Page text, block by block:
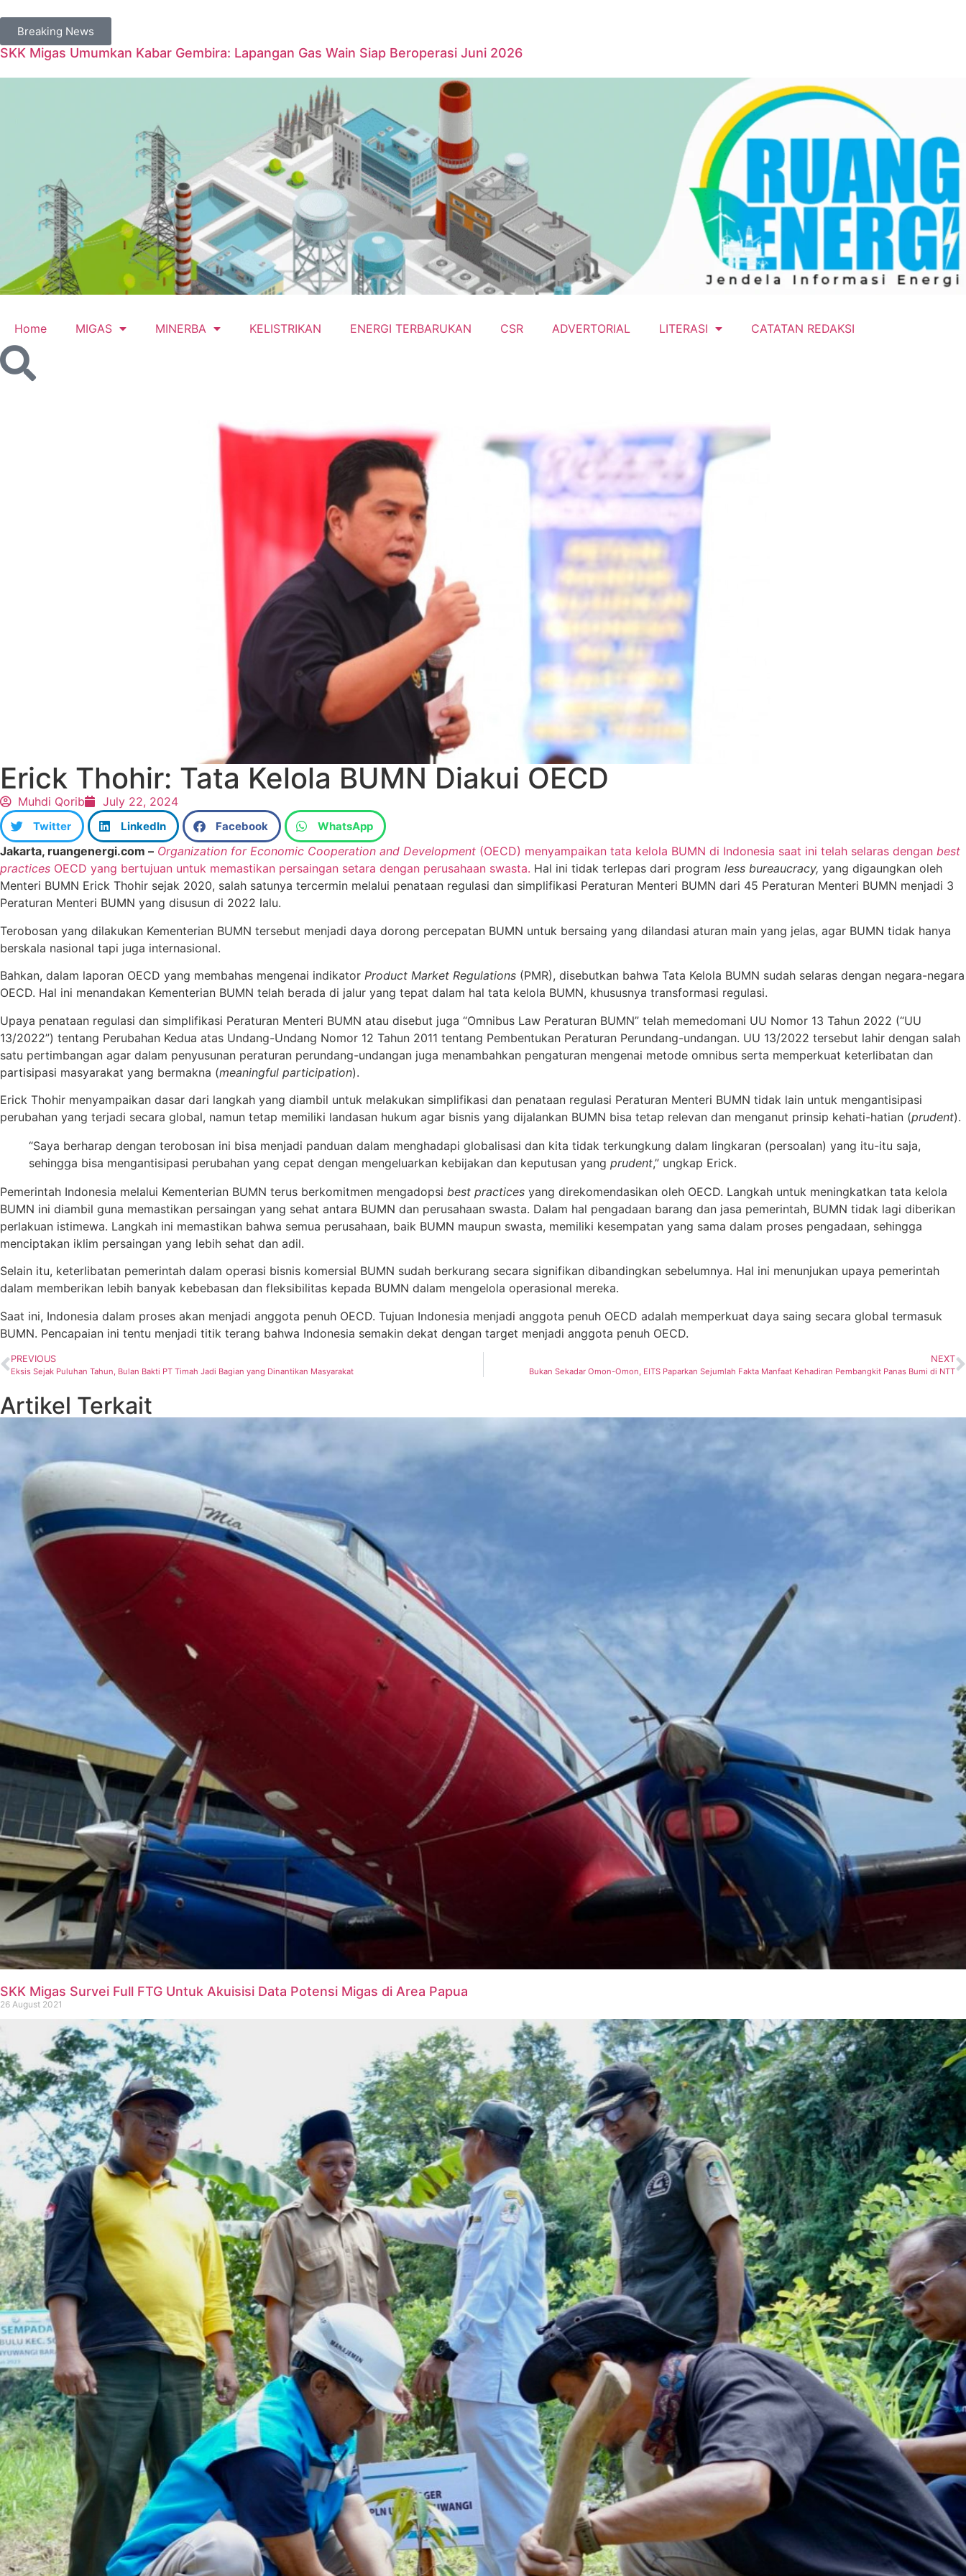
Breaking News
SKK Migas Umumkan Kabar Gembira: Lapangan Gas Wain Siap Beroperasi Juni 2026
Home MIGAS MINERBA KELISTRIKAN ENERGI TERBARUKAN CSR ADVERTORIAL LITERASI CATATAN REDAKSI
Erick Thohir: Tata Kelola BUMN Diakui OECD
Muhdi Qorib July 22, 2024
Twitter LinkedIn Facebook WhatsApp
Jakarta, ruangenergi.com – Organization for Economic Cooperation and Development (OECD) menyampaikan tata kelola BUMN di Indonesia saat ini telah selaras dengan best
practices OECD yang bertujuan untuk memastikan persaingan setara dengan perusahaan swasta. Hal ini tidak terlepas dari program less bureaucracy, yang digaungkan oleh
Menteri BUMN Erick Thohir sejak 2020, salah satunya tercermin melalui penataan regulasi dan simplifikasi Peraturan Menteri BUMN dari 45 Peraturan Menteri BUMN menjadi 3
Peraturan Menteri BUMN yang disusun di 2022 lalu.
Terobosan yang dilakukan Kementerian BUMN tersebut menjadi daya dorong percepatan BUMN untuk bersaing yang dilandasi aturan main yang jelas, agar BUMN tidak hanya
berskala nasional tapi juga internasional.
Bahkan, dalam laporan OECD yang membahas mengenai indikator Product Market Regulations (PMR), disebutkan bahwa Tata Kelola BUMN sudah selaras dengan negara-negara
OECD. Hal ini menandakan Kementerian BUMN telah berada di jalur yang tepat dalam hal tata kelola BUMN, khususnya transformasi regulasi.
Upaya penataan regulasi dan simplifikasi Peraturan Menteri BUMN atau disebut juga “Omnibus Law Peraturan BUMN” telah memedomani UU Nomor 13 Tahun 2022 (“UU
13/2022”) tentang Perubahan Kedua atas Undang-Undang Nomor 12 Tahun 2011 tentang Pembentukan Peraturan Perundang-undangan. UU 13/2022 tersebut lahir dengan salah
satu pertimbangan agar dalam penyusunan peraturan perundang-undangan juga menambahkan pengaturan mengenai metode omnibus serta memperkuat keterlibatan dan
partisipasi masyarakat yang bermakna (meaningful participation).
Erick Thohir menyampaikan dasar dari langkah yang diambil untuk melakukan simplifikasi dan penataan regulasi Peraturan Menteri BUMN tidak lain untuk mengantisipasi
perubahan yang terjadi secara global, namun tetap memiliki landasan hukum agar bisnis yang dijalankan BUMN bisa tetap relevan dan menganut prinsip kehati-hatian (prudent).
“Saya berharap dengan terobosan ini bisa menjadi panduan dalam menghadapi globalisasi dan kita tidak terkungkung dalam lingkaran (persoalan) yang itu-itu saja,
sehingga bisa mengantisipasi perubahan yang cepat dengan mengeluarkan kebijakan dan keputusan yang prudent,” ungkap Erick.
Pemerintah Indonesia melalui Kementerian BUMN terus berkomitmen mengadopsi best practices yang direkomendasikan oleh OECD. Langkah untuk meningkatkan tata kelola
BUMN ini diambil guna memastikan persaingan yang sehat antara BUMN dan perusahaan swasta. Dalam hal pengadaan barang dan jasa pemerintah, BUMN tidak lagi diberikan
perlakuan istimewa. Langkah ini memastikan bahwa semua perusahaan, baik BUMN maupun swasta, memiliki kesempatan yang sama dalam proses pengadaan, sehingga
menciptakan iklim persaingan yang lebih sehat dan adil.
Selain itu, keterlibatan pemerintah dalam operasi bisnis komersial BUMN sudah berkurang secara signifikan dibandingkan sebelumnya. Hal ini menunjukan upaya pemerintah
dalam memberikan lebih banyak kebebasan dan fleksibilitas kepada BUMN dalam mengelola operasional mereka.
Saat ini, Indonesia dalam proses akan menjadi anggota penuh OECD. Tujuan Indonesia menjadi anggota penuh OECD adalah memperkuat daya saing secara global termasuk
BUMN. Pencapaian ini tentu menjadi titik terang bahwa Indonesia semakin dekat dengan target menjadi anggota penuh OECD.
PREVIOUS
Eksis Sejak Puluhan Tahun, Bulan Bakti PT Timah Jadi Bagian yang Dinantikan Masyarakat
NEXT
Bukan Sekadar Omon-Omon, EITS Paparkan Sejumlah Fakta Manfaat Kehadiran Pembangkit Panas Bumi di NTT
Artikel Terkait
SKK Migas Survei Full FTG Untuk Akuisisi Data Potensi Migas di Area Papua
26 August 2021